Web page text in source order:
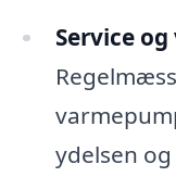
Service
ydelsen